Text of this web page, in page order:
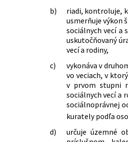
vlády
Z. z. o
sociálnych
výnimočného
súvislosti s
znení
349/2022 Z. z.
Nariadenie
ktorým sa
vlády
Z. z. o
b)
riadi, kontroluje,
usmerňuje výkon
sociálnych vecí a
uskutočňovaný
vecí a rodiny,
c)
vykonáva v
vo veciach, v
v prvom stupni
sociálnych vecí a
sociálnoprávnej
kurately podľa
d)
určuje územné